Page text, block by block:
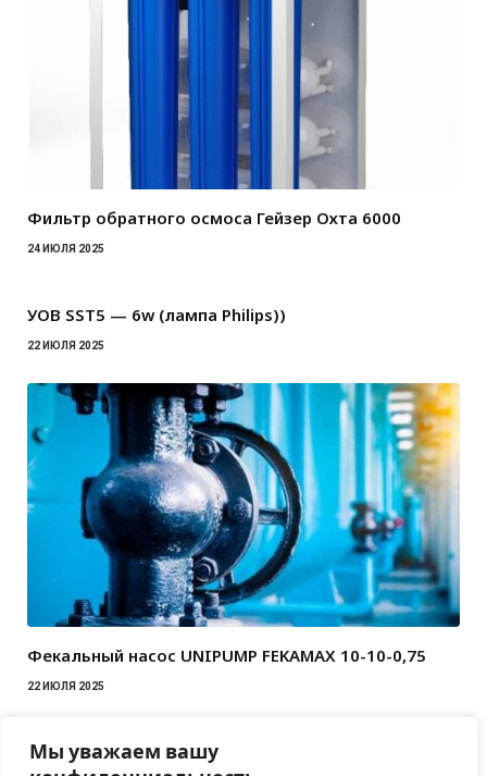
Мы уважаем вашу
Фильтр обратного осмоса Гейзер Охта 6000
24 ИЮЛЯ 2025
УОВ SST5 — 6w (лампа Philips))
22 ИЮЛЯ 2025
Фекальный насос UNIPUMP FEKAMAX 10-10-0,75
22 ИЮЛЯ 2025